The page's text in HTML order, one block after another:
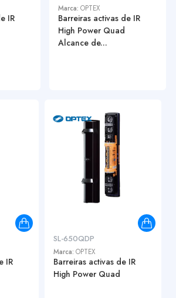
IR
Marca: OPTEX
Barreiras activas de IR
High Power Quad
Alcance de...
IR
SL-650QDP
Marca: OPTEX
Barreiras activas de IR
High Power Quad